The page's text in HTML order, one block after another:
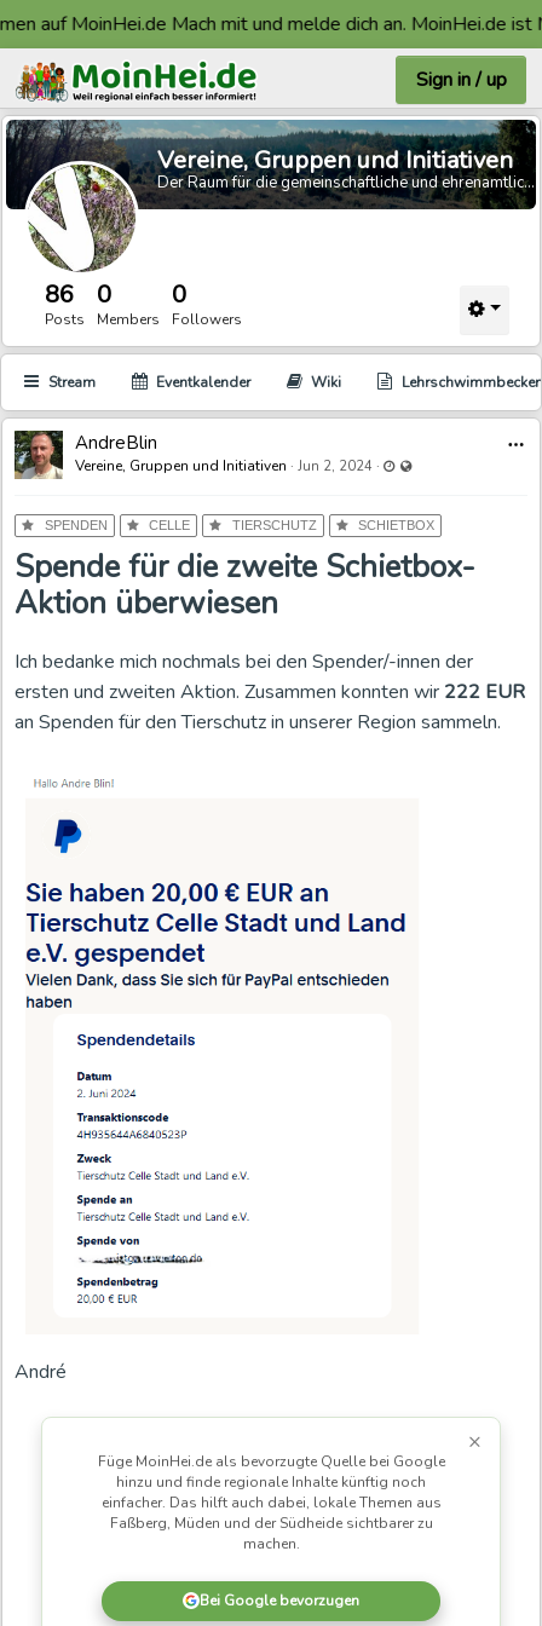
auf MoinHei.de Mach mit und melde dich an. MoinHei.de
Sign in / up
Vereine, Gruppen und Initiativen
Der Raum für die gemeinschaftliche und ehrenamtliche Arbeit.
86
Posts
0
Members
0
Followers
Stream Eventkalender Wiki Lehrschwimmbecken
AndreBlin
Vereine, Gruppen und Initiativen · Jun 2, 2024 · Last updated Jun 2,
SPENDEN CELLE TIERSCHUTZ SCHIETBOX
Spende für die zweite Schietbox-
Aktion überwiesen
Ich bedanke mich nochmals bei den Spender/-innen der
ersten und zweiten Aktion. Zusammen konnten wir 222 EUR
an Spenden für den Tierschutz in unserer Region sammeln.
André
×
Füge MoinHei.de als bevorzugte Quelle bei Google
hinzu und finde regionale Inhalte künftig noch
einfacher. Das hilft auch dabei, lokale Themen aus
Faßberg, Müden und der Südheide sichtbarer zu
machen.
Bei Google bevorzugen